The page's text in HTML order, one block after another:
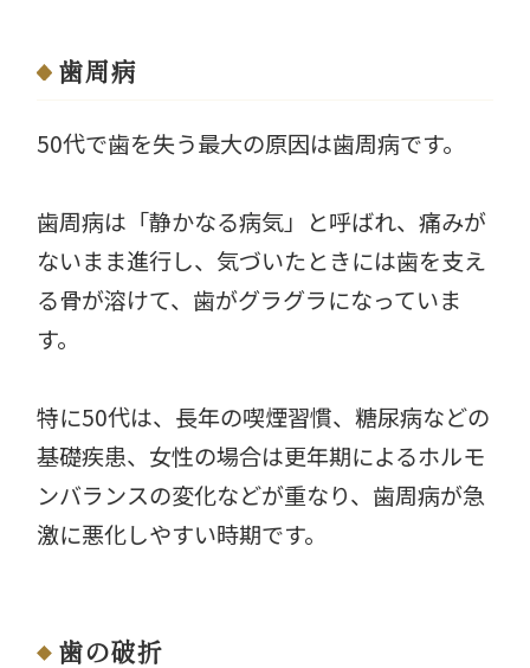
歯周病
50代で歯を失う最大の原因は歯周病です。
歯周病は「静かなる病気」と呼ばれ、痛みが
ないまま進行し、気づいたときには歯を支え
る骨が溶けて、歯がグラグラになっていま
す。
特に50代は、長年の喫煙習慣、糖尿病などの
基礎疾患、女性の場合は更年期によるホルモ
ンバランスの変化などが重なり、歯周病が急
激に悪化しやすい時期です。
歯の破折